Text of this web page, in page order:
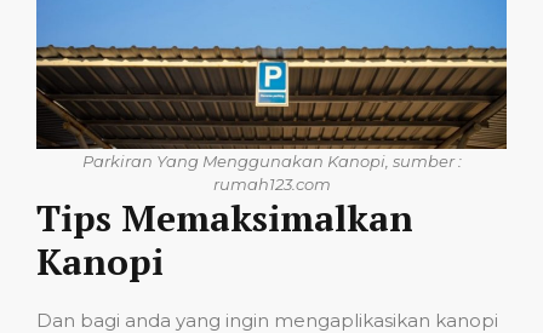
Parkiran Yang Menggunakan Kanopi, sumber :
rumah123.com
Tips Memaksimalkan
Kanopi
Dan bagi anda yang ingin mengaplikasikan kanopi